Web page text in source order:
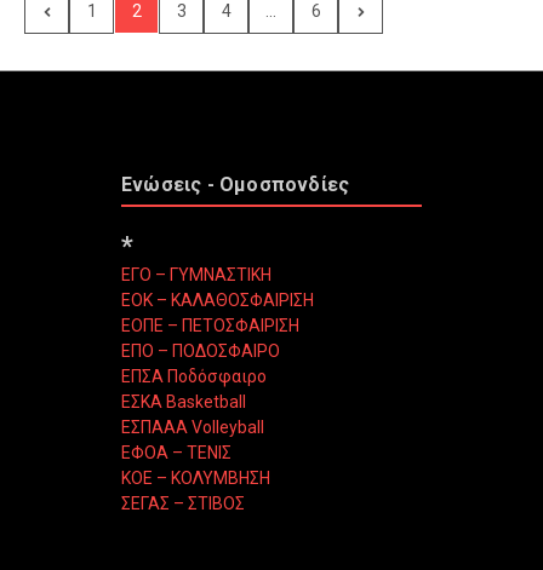
1 2 3 4 ... 6
Ενώσεις - Ομοσπονδίες
*
ΕΓΟ – ΓΥΜΝΑΣΤΙΚΗ
ΕΟΚ – ΚΑΛΑΘΟΣΦΑΙΡΙΣΗ
ΕΟΠΕ – ΠΕΤΟΣΦΑΙΡΙΣΗ
ΕΠΟ – ΠΟΔΟΣΦΑΙΡΟ
ΕΠΣΑ Ποδόσφαιρο
ΕΣΚΑ Basketball
ΕΣΠΑΑΑ Volleyball
ΕΦΟΑ – ΤΕΝΙΣ
ΚΟΕ – ΚΟΛΥΜΒΗΣΗ
ΣΕΓΑΣ – ΣΤΙΒΟΣ